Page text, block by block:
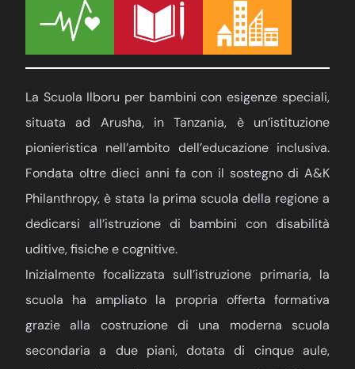
La Scuola Ilboru per bambini con esigenze speciali,
situata ad Arusha, in Tanzania, è un’istituzione
pionieristica nell’ambito dell’educazione inclusiva.
Fondata oltre dieci anni fa con il sostegno di A&K
Philanthropy, è stata la prima scuola della regione a
dedicarsi all’istruzione di bambini con disabilità
uditive, fisiche e cognitive.
Inizialmente focalizzata sull’istruzione primaria, la
scuola ha ampliato la propria offerta formativa
grazie alla costruzione di una moderna scuola
secondaria a due piani, dotata di cinque aule,